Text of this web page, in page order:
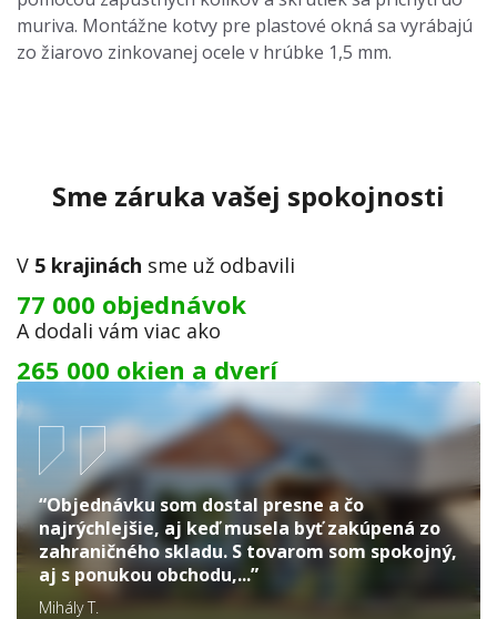
muriva. Montážne kotvy pre plastové okná sa vyrábajú
zo žiarovo zinkovanej ocele v hrúbke 1,5 mm.
Sme záruka vašej spokojnosti
V 5 krajinách sme už odbavili
77 000 objednávok
A dodali vám viac ako
265 000 okien a dverí
“Objednávku som dostal presne a čo
najrýchlejšie, aj keď musela byť zakúpená zo
zahraničného skladu. S tovarom som spokojný,
aj s ponukou obchodu,...”
Mihály T.